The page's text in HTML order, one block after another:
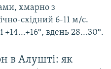
хмарно з
східний 6-11 м/с.
+14...+16°, вдень 28...30°.
в Алушті: як